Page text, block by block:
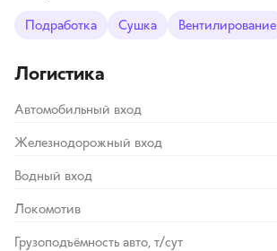
Подработка Сушка Вентилирование
Логистика
Автомобильный вход
Железнодорожный вход
Водный вход
Локомотив
Грузоподъёмность авто, т/сут